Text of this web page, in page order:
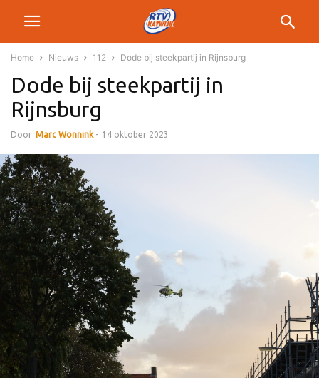
Home Nieuws 112 Dode bij steekpartij in Rijnsburg
Dode bij steekpartij in
Rijnsburg
Door Marc Wonnink - 14 oktober 2023